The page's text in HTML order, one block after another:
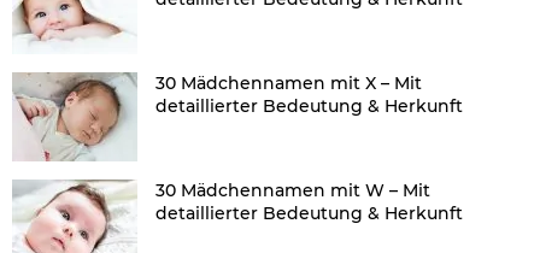
30 Mädchennamen mit X – Mit
detaillierter Bedeutung & Herkunft
30 Mädchennamen mit W – Mit
detaillierter Bedeutung & Herkunft